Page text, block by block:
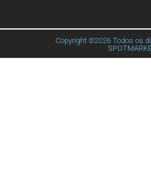
Copyright ©2026 Todos os